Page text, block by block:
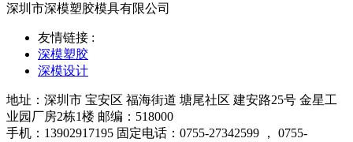
深圳市深模塑胶模具有限公司
友情链接 :
深模塑胶
深模设计
地址：深圳市 宝安区 福海街道 塘尾社区 建安路25号 金星工
业园厂房2栋1楼 邮编：518000
手机：13902917195 固定电话：0755-27342599 ， 0755-